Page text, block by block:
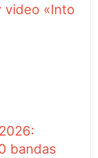
video «Into
bandas